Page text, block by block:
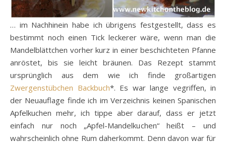
… im Nachhinein habe ich übrigens festgestellt, dass es
bestimmt noch einen Tick leckerer wäre, wenn man die
Mandelblättchen vorher kurz in einer beschichteten Pfanne
anröstet, bis sie leicht bräunen. Das Rezept stammt
ursprünglich aus dem wie ich finde großartigen
Zwergenstübchen Backbuch*. Es war lange vegriffen, in
der Neuauflage finde ich im Verzeichnis keinen Spanischen
Apfelkuchen mehr, ich tippe aber darauf, dass er jetzt
einfach nur noch „Apfel-Mandelkuchen“ heißt – und
wahrscheinlich ohne Rum daherkommt. Denn davon war für